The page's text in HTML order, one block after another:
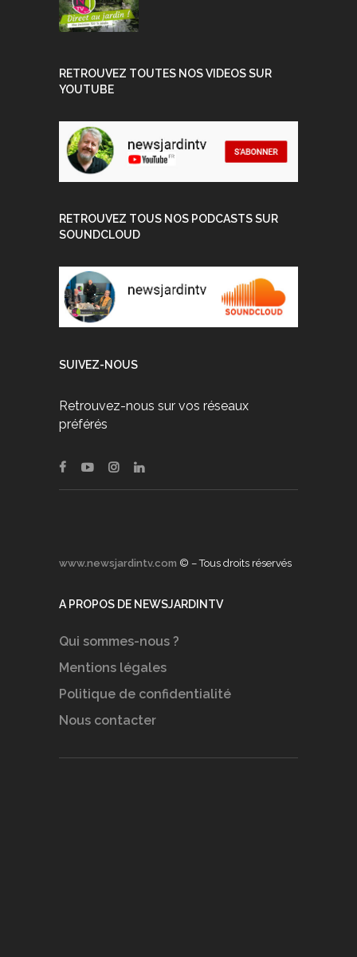
RETROUVEZ TOUTES NOS VIDEOS SUR
YOUTUBE
RETROUVEZ TOUS NOS PODCASTS SUR
SOUNDCLOUD
SUIVEZ-NOUS
Retrouvez-nous sur vos réseaux
préférés
www.newsjardintv.com © – Tous droits réservés
A PROPOS DE NEWSJARDINTV
Qui sommes-nous ?
Mentions légales
Politique de confidentialité
Nous contacter